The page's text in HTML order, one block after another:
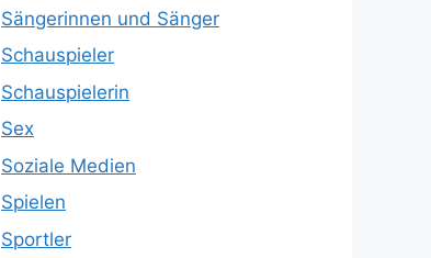
Sängerinnen und Sänger
Schauspieler
Schauspielerin
Sex
Soziale Medien
Spielen
Sportler